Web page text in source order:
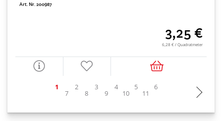
Art. Nr. 200987
3,25 €
6,28 € / Quadratmeter